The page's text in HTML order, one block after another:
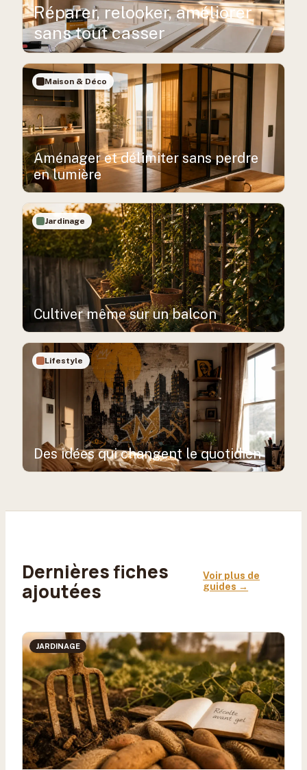
Réparer, relooker, améliorer
sans tout casser
Maison & Déco
Aménager et délimiter sans perdre
en lumière
Jardinage
Cultiver même sur un balcon
Lifestyle
Des idées qui changent le quotidien
Dernières fiches
ajoutées
Voir plus de
guides →
JARDINAGE